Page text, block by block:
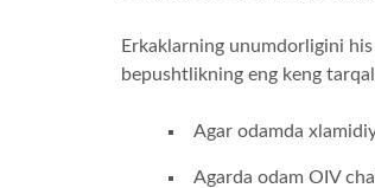
Erkaklarning unumdorligini
bepushtlikning eng keng
Agar odamda
Agarda odam OIV